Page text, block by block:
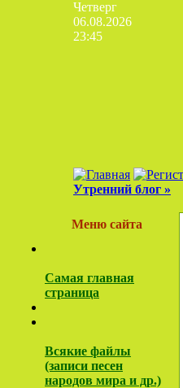
Четверг
06.08.2026
23:45
Утренний блог »
Меню сайта
Самая главная
страница
Всякие файлы
(записи песен
народов мира и др.)